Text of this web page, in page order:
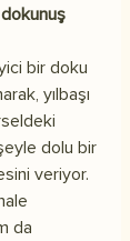
bir doku
yılbaşı
dolu bir
veriyor.
da